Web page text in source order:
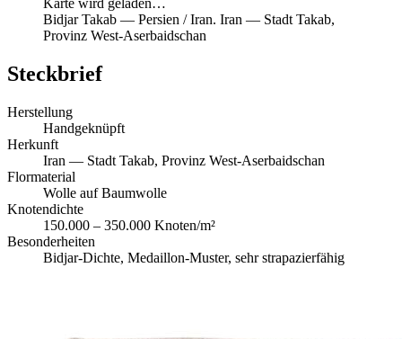
Karte wird geladen…
Bidjar Takab — Persien / Iran. Iran — Stadt Takab,
Provinz West-Aserbaidschan
Steckbrief
Herstellung
Handgeknüpft
Herkunft
Iran — Stadt Takab, Provinz West-Aserbaidschan
Flormaterial
Wolle auf Baumwolle
Knotendichte
150.000 – 350.000 Knoten/m²
Besonderheiten
Bidjar-Dichte, Medaillon-Muster, sehr strapazierfähig